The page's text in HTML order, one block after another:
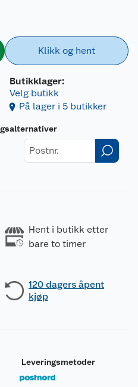
Klikk og hent
Butikklager:
Velg butikk
På lager i 5 butikker
Hent i butikk etter
bare to timer
120 dagers åpent
kjøp
Leveringsmetoder